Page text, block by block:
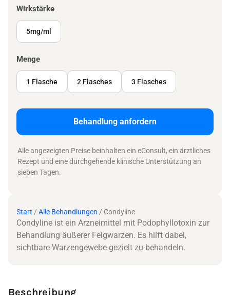
Wirkstärke
5mg/ml
Menge
1 Flasche 2 Flasches 3 Flasches
Behandlung anfordern
Alle angezeigten Preise beinhalten ein eConsult, ein ärztliches
Rezept und eine durchgehende klinische Unterstützung an
sieben Tagen.
Start / Alle Behandlungen / Condyline
Condyline ist ein Arzneimittel mit Podophyllotoxin zur
Behandlung äußerer Feigwarzen. Es hilft dabei,
sichtbare Warzengewebe gezielt zu behandeln.
Beschreibung